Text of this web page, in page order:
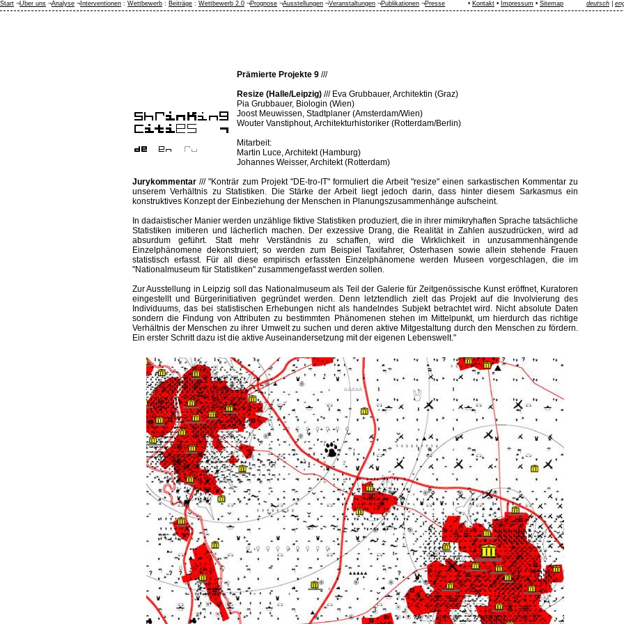
Prämierte Projekte 9 ///
Resize (Halle/Leipzig) /// Eva Grubbauer, Architektin (Graz)
Pia Grubbauer, Biologin (Wien)
Joost Meuwissen, Stadtplaner (Amsterdam/Wien)
Wouter Vanstiphout, Architekturhistoriker (Rotterdam/Berlin)
Mitarbeit:
Martin Luce, Architekt (Hamburg)
Johannes Weisser, Architekt (Rotterdam)
Jurykommentar /// "Konträr zum Projekt "DE-tro-IT" formuliert die Arbeit "resize" einen sarkastischen Kommentar zu
unserem Verhältnis zu Statistiken. Die Stärke der Arbeit liegt jedoch darin, dass hinter diesem Sarkasmus ein
konstruktives Konzept der Einbeziehung der Menschen in Planungszusammenhänge aufscheint.
In dadaistischer Manier werden unzählige fiktive Statistiken produziert, die in ihrer mimikryhaften Sprache tatsächliche
Statistiken imitieren und lächerlich machen. Der exzessive Drang, die Realität in Zahlen auszudrücken, wird ad
absurdum geführt. Statt mehr Verständnis zu schaffen, wird die Wirklichkeit in unzusammenhängende
Einzelphänomene dekonstruiert; so werden zum Beispiel Taxifahrer, Osterhasen sowie allein stehende Frauen
statistisch erfasst. Für all diese empirisch erfassten Einzelphänomene werden Museen vorgeschlagen, die im
"Nationalmuseum für Statistiken" zusammengefasst werden sollen.
Zur Ausstellung in Leipzig soll das Nationalmuseum als Teil der Galerie für Zeitgenössische Kunst eröffnet, Kuratoren
eingestellt und Bürgerinitiativen gegründet werden. Denn letztendlich zielt das Projekt auf die Involvierung des
Individuums, das bei statistischen Erhebungen nicht als handelndes Subjekt betrachtet wird. Nicht absolute Daten
sondern die Findung von Attributen zu bestimmten Phänomenen stehen im Mittelpunkt, um hierdurch das richtige
Verhältnis der Menschen zu ihrer Umwelt zu suchen und deren aktive Mitgestaltung durch den Menschen zu fördern.
Ein erster Schritt dazu ist die aktive Auseinandersetzung mit der eigenen Lebenswelt."
Start ¬Über uns ¬Analyse ¬ Interventionen : Wettbewerb : Beiträge : Wettbewerb 2.0 ¬Prognose ¬Ausstellungen ¬Veranstaltungen ¬Publikationen ¬Presse • Kontakt • Impressum • Sitemap deutsch